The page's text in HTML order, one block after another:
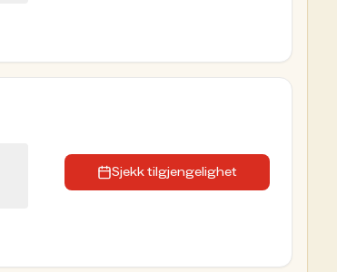
Sjekk tilgjengelighet